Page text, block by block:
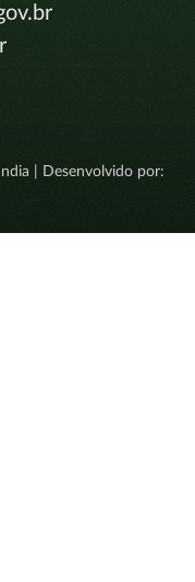
| Desenvolvido por: